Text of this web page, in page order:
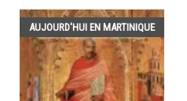
AUJOURD'HUI EN MARTINIQUE